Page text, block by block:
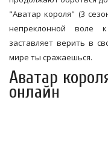
"Аватар короля" (3
непреклонной воле
заставляет верить в
мире ты сражаешься.
Аватар
онлайн